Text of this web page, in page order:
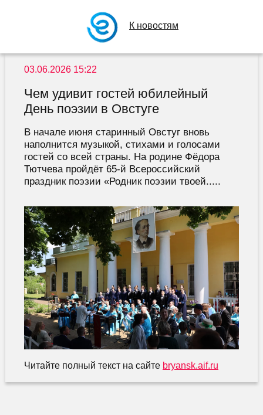
К новостям
03.06.2026 15:22
Чем удивит гостей юбилейный
День поэзии в Овстуге
В начале июня старинный Овстуг вновь
наполнится музыкой, стихами и голосами
гостей со всей страны. На родине Фёдора
Тютчева пройдёт 65‑й Всероссийский
праздник поэзии «Родник поэзии твоей.....
Читайте полный текст на сайте bryansk.aif.ru